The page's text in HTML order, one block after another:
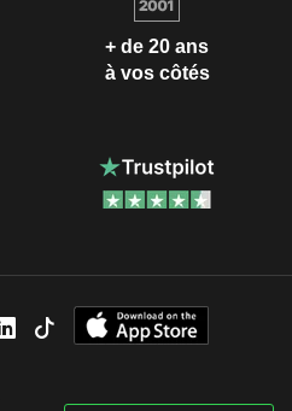
+ de 20 ans
à vos côtés